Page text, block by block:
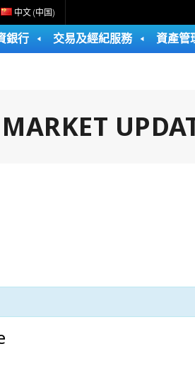
中文 (中国)
銀行 交易及經紀服務 資產管